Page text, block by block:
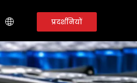
प्रदर्शनियों